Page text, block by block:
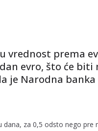
vrednost prema
evro, što će
je Narodna banka
za 0,5 odsto nego pre